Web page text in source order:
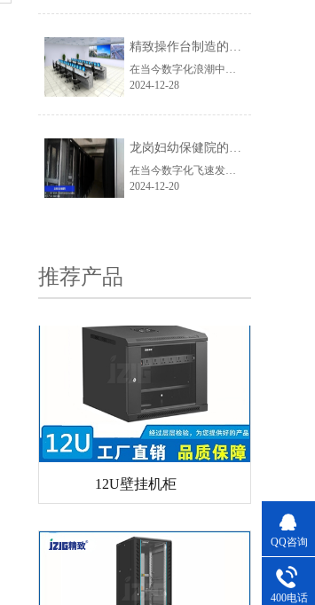
精致操作台制造的卓越典范
在当今数字化浪潮中，网络设备的质量与性能至关重要。深圳市精致网络设备有限公司作为行业翘楚，凭借其精湛工艺和创新精神脱颖而出。
2024-12-28
龙岗妇幼保健院的 “制冷卫士”：精致冷通道
在当今数字化飞速发展的时代，网络设备的存储与管理至关重要，而一款优质的网络机柜则成为众多企业与机构的核心需求。此次出货的7035白色款网络机柜，以其独特的魅力与卓越的性能脱颖而出。
2024-12-20
推荐产品
12U壁挂机柜
QQ咨询
400电话